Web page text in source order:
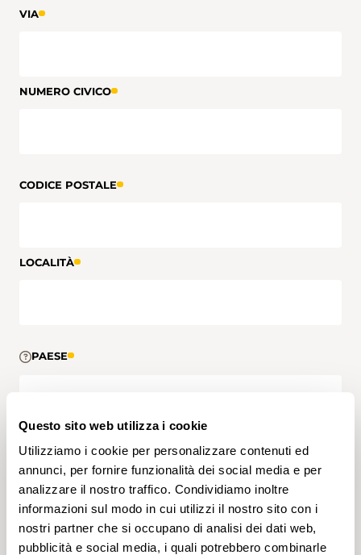
Questo sito web utilizza i cookie
Utilizziamo i cookie per personalizzare contenuti ed
annunci, per fornire funzionalità dei social media e per
analizzare il nostro traffico. Condividiamo inoltre
informazioni sul modo in cui utilizzi il nostro sito con i
nostri partner che si occupano di analisi dei dati web,
pubblicità e social media, i quali potrebbero combinarle
VIA
NUMERO CIVICO
CODICE POSTALE
LOCALITÀ
PAESE
TELEFONO DIRETTO